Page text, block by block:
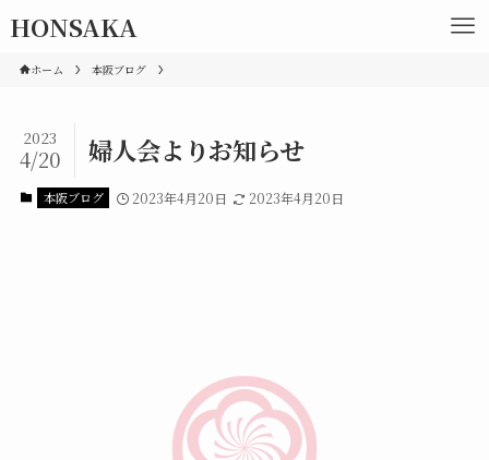
HONSAKA
ホーム 本阪ブログ
婦人会よりお知らせ
2023
4/20
本阪ブログ 2023年4月20日 2023年4月20日